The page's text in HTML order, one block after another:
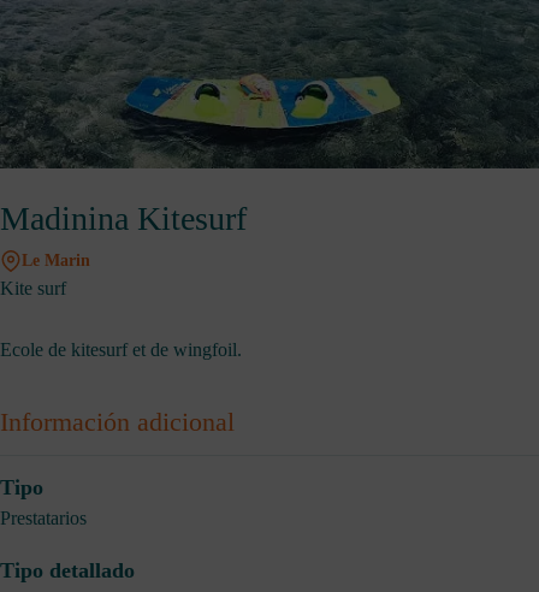
Madinina Kitesurf
Le Marin
Kite surf
Ecole de kitesurf et de wingfoil.
Información adicional
Tipo
Prestatarios
Tipo detallado